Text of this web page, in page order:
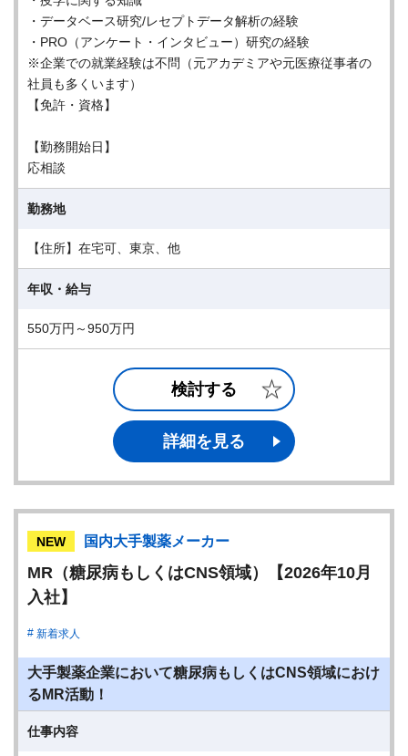
・データベース研究/レセプトデータ解析の経験
・PRO（アンケート・インタビュー）研究の経験
※企業での就業経験は不問（元アカデミアや元医療従事者の
社員も多くいます）
【免許・資格】
【勤務開始日】
応相談
勤務地
【住所】在宅可、東京、他
年収・給与
550万円～950万円
検討する
詳細を見る
NEW 国内大手製薬メーカー
MR（糖尿病もしくはCNS領域）【2026年10月
入社】
新着求人
大手製薬企業において糖尿病もしくはCNS領域におけ
るMR活動！
仕事内容